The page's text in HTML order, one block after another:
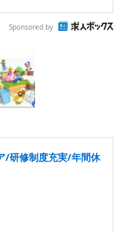
Sponsored by
/研修制度充実/年間休